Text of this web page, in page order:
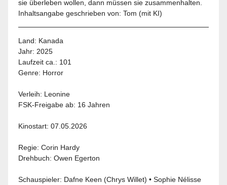
sie überleben wollen, dann müssen sie zusammenhalten.
Inhaltsangabe geschrieben von: Tom (mit KI)
Land: Kanada
Jahr: 2025
Laufzeit ca.: 101
Genre: Horror
Verleih: Leonine
FSK-Freigabe ab: 16 Jahren
Kinostart:07.05.2026
Regie: Corin Hardy
Drehbuch: Owen Egerton
Schauspieler: Dafne Keen (Chrys Willet) • Sophie Nélisse